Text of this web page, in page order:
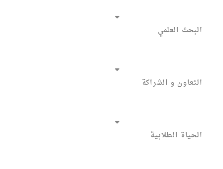
البحث العلمي
التعاون و الشراكة
الحياة الطلابية